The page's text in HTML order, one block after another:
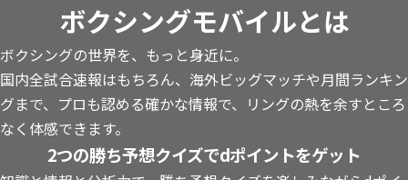
ボクシングモバイルとは
ボクシングの世界を、もっと身近に。
国内全試合速報はもちろん、海外ビッグマッチや月間ランキン
グまで、プロも認める確かな情報で、リングの熱を余すところ
なく体感できます。
2つの勝ち予想クイズでdポイントをゲット